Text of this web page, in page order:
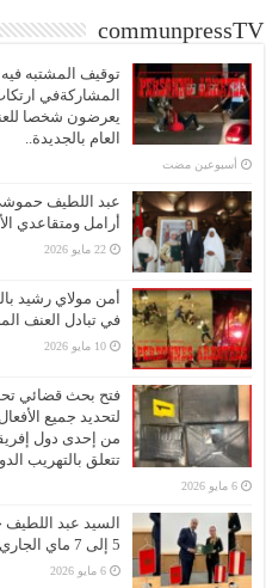
communpressTV
توقيف المشتبه
المشاركةفي
يعرضون شخصا
العام بالجديدة..
‏أسبوعين مضت
عبد اللطيف
أرامل ومتقاعدي
22 مايو 2026
في تبادل العنف
10 مايو 2026
فتح بحث قضائي
لتحديد جميع
من إحدى دول
تتعلق بالتهريب
6 مايو 2026
السيد عبد
5 إلى 7 ماي الجاري على رأس وفد أمني هام
6 مايو 2026